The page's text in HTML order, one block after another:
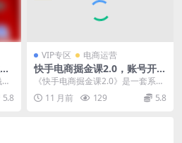
5.8
VIP专区 电商运营
快手电商掘金课2.0，账号开通
与精准定位，装修模板提升转
化率方法论
《快手电商掘金课2.0》是一套系统
化的快手电商运营实战指南，覆盖
从账号冷启动到规...
11 月前 129 5.8